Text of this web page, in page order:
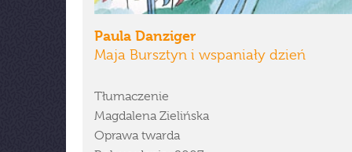
Paula Danziger
Maja Bursztyn i wspaniały dzień
Tłumaczenie
Magdalena Zielińska
Oprawa twarda